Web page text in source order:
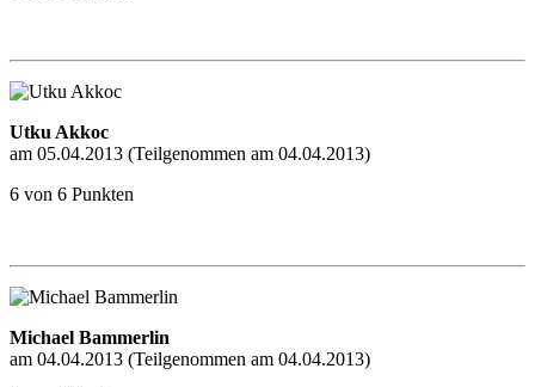
Utku Akkoc
am 05.04.2013 (Teilgenommen am 04.04.2013)
6 von 6 Punkten
Michael Bammerlin
am 04.04.2013 (Teilgenommen am 04.04.2013)